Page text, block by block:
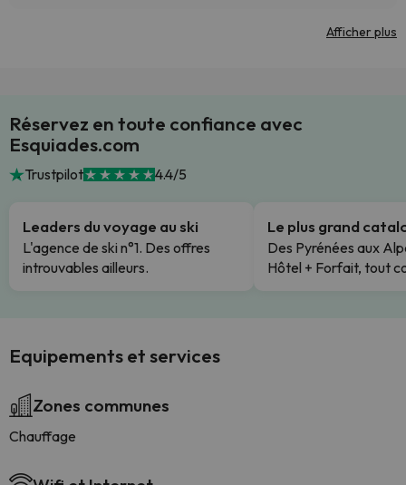
Afficher plus
Réservez en toute confiance avec
Esquiades.com
Trustpilot 4.4/5
Leaders du voyage au ski
L'agence de ski n°1. Des offres
introuvables ailleurs.
Le plus grand
Des Pyrénées aux
Hôtel + Forfait, tout
Equipements et services
Zones communes
Chauffage